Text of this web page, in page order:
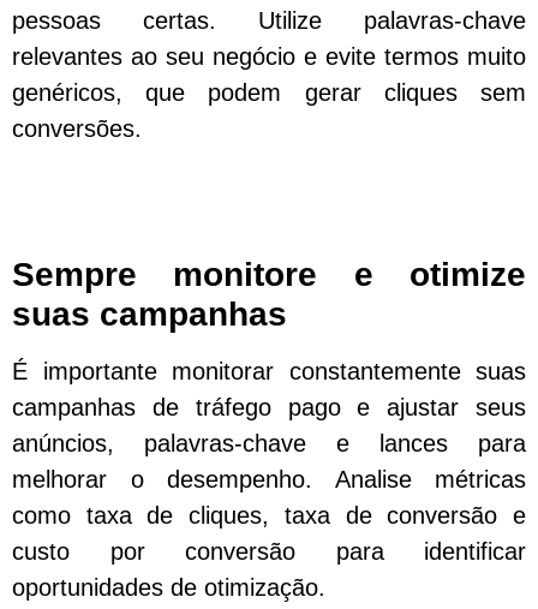
pessoas certas. Utilize palavras-chave
relevantes ao seu negócio e evite termos muito
genéricos, que podem gerar cliques sem
conversões.
Sempre monitore e otimize
suas campanhas
É importante monitorar constantemente suas
campanhas de tráfego pago e ajustar seus
anúncios, palavras-chave e lances para
melhorar o desempenho. Analise métricas
como taxa de cliques, taxa de conversão e
custo por conversão para identificar
oportunidades de otimização.